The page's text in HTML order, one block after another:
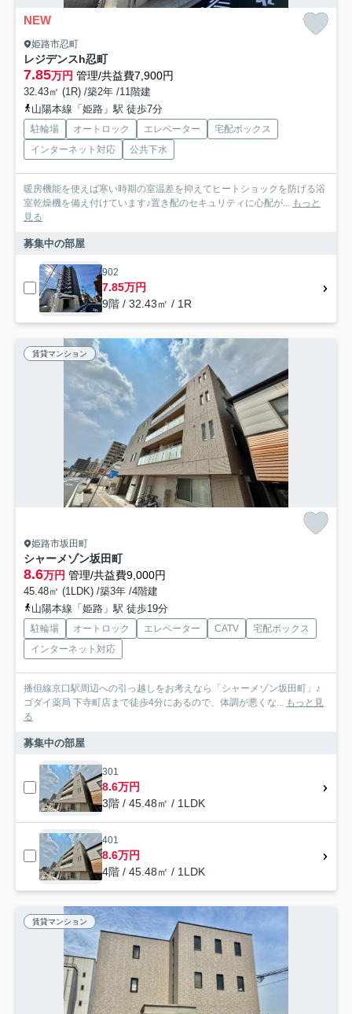
NEW
姫路市忍町
レジデンスh忍町
7.85万円 管理/共益費7,900円
32.43㎡ (1R) /築2年 /11階建
山陽本線「姫路」駅 徒歩7分
駐輪場 オートロック エレベーター
宅配ボックス
インターネット対応
公共下水
暖房機能を使えば寒い時期の室温差を抑えてヒートショックを防げる浴
室乾燥機を備え付けています♪置き配のセキュリティに心配が...
もっと
見る
募集中の部屋
902
7.85万円
9階 / 32.43㎡ / 1R
賃貸マンション
姫路市坂田町
シャーメゾン坂田町
8.6万円 管理/共益費9,000円
45.48㎡ (1LDK) /築3年 /4階建
山陽本線「姫路」駅 徒歩19分
駐輪場 オートロック エレベーター CATV
宅配ボックス
インターネット対応
播但線京口駅周辺への引っ越しをお考えなら「シャーメゾン坂田町」♪
ゴダイ薬局 下寺町店まで徒歩4分にあるので、体調が悪くな...
もっと見
る
募集中の部屋
301
8.6万円
3階 / 45.48㎡ / 1LDK
401
8.6万円
4階 / 45.48㎡ / 1LDK
賃貸マンション